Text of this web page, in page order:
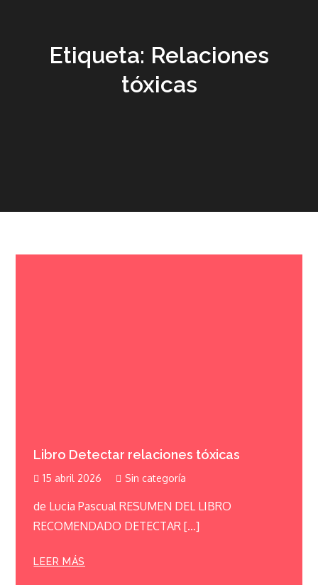
Etiqueta: Relaciones
tóxicas
Libro Detectar relaciones tóxicas
15 abril 2026 Sin categoría
de Lucia Pascual RESUMEN DEL LIBRO
RECOMENDADO DETECTAR […]
LEER MÁS